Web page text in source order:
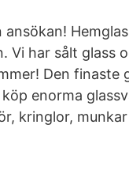
Vi har sålt glass
Den finaste
enorma
kringlor,